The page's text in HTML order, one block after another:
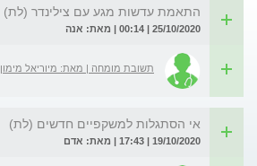
התאמת עדשות מגע עם צילינדר (לת)
25/10/2020 | 00:14 | מאת: אנה
תשובת מומחה | מאת: מיוריאל מימון
אי הסתגלות למשקפיים חדשים (לת)
19/10/2020 | 17:43 | מאת: אדם